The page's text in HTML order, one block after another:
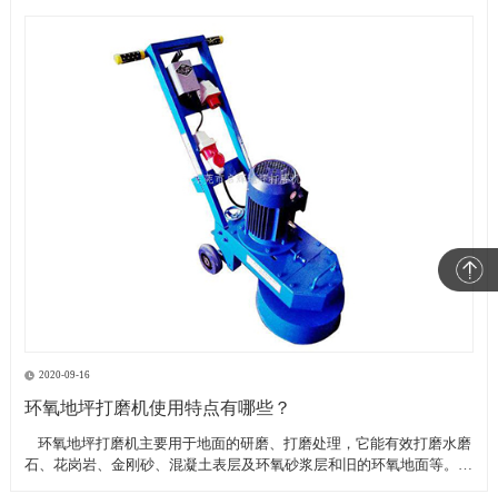
2020-09-16
环氧地坪打磨机使用特点有哪些？
​ 环氧地坪打磨机主要用于地面的研磨、打磨处理，它能有效打磨水磨
石、花岗岩、金刚砂、混凝土表层及环氧砂浆层和旧的环氧地面等。具